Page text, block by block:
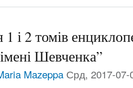
1 і 2 томів
Шевченка”
Mazeppa Срд, 2017-07-